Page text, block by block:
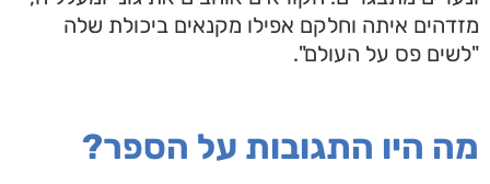
מזדהים איתה וחלקם אפילו מקנאים ביכולת שלה
"לשים פס על העולם".
מה היו התגובות על הספר?